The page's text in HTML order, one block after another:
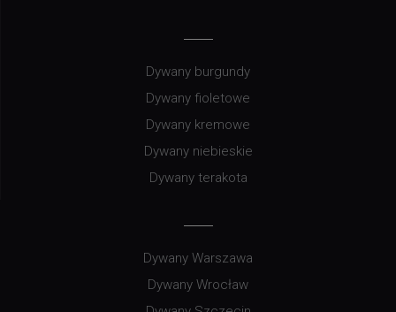
Dywany burgundy
Dywany fioletowe
Dywany kremowe
Dywany niebieskie
Dywany terakota
Dywany Warszawa
Dywany Wrocław